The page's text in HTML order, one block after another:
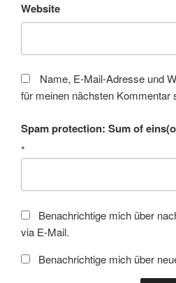
Website
Name, E-Mail-Adresse und
für meinen nächsten Kommentar
Spam protection: Sum of
*
Benachrichtige mich über
via E-Mail.
Benachrichtige mich über